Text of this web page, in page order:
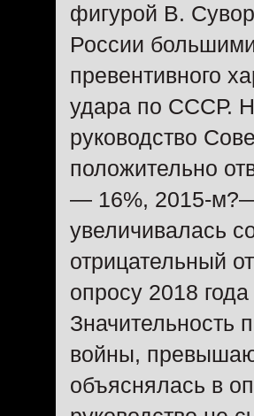
фигурой В.
России
превентивного
удара по СССР.
руководство
положительно
— 16%, 2015-
увеличивалась
отрицательный
опросу 2018
Значительность
войны,
объяснялась в